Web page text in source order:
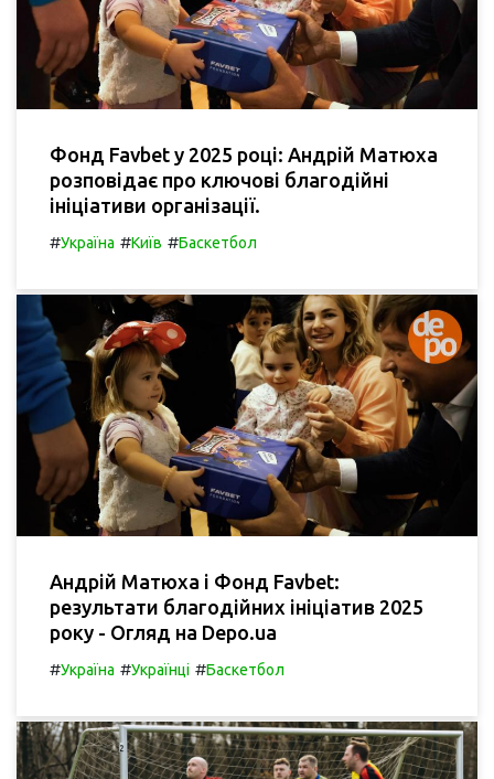
Фонд Favbet у 2025 році: Андрій Матюха
розповідає про ключові благодійні
ініціативи організації.
#Україна #Київ #Баскетбол
Андрій Матюха і Фонд Favbet:
результати благодійних ініціатив 2025
року - Огляд на Depo.ua
#Україна #Українці #Баскетбол